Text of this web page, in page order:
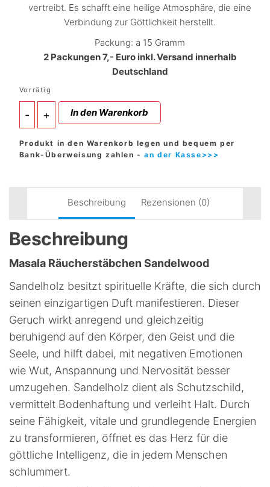
vertreibt. Es schafft eine heilige Atmosphäre, die eine
Verbindung zur Göttlichkeit herstellt.
Packung: a 15 Gramm
2 Packungen 7,- Euro inkl. Versand innerhalb
Deutschland
Vorrätig
-
Räucherstäbchen
Sandelholz
(Organic)
Menge
+ In den Warenkorb
Produkt in den Warenkorb legen und bequem per
Bank-Überweisung zahlen -an der Kasse>>>
Beschreibung Rezensionen (0)
Beschreibung
Masala Räucherstäbchen Sandelwood
Sandelholz besitzt spirituelle Kräfte, die sich durch
seinen einzigartigen Duft manifestieren. Dieser
Geruch wirkt anregend und gleichzeitig
beruhigend auf den Körper, den Geist und die
Seele, und hilft dabei, mit negativen Emotionen
wie Wut, Anspannung und Nervosität besser
umzugehen. Sandelholz dient als Schutzschild,
vermittelt Bodenhaftung und verleiht Halt. Durch
seine Fähigkeit, vitale und grundlegende Energien
zu transformieren, öffnet es das Herz für die
göttliche Intelligenz, die in jedem Menschen
schlummert.